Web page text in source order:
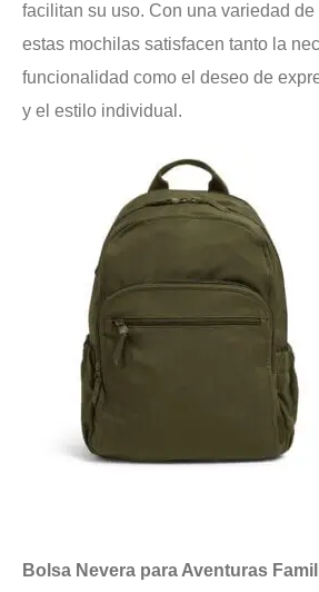
facilitan su uso. Con una variedad
estas mochilas satisfacen tanto la
funcionalidad como el deseo de
y el estilo individual.
Bolsa Nevera para Aventuras